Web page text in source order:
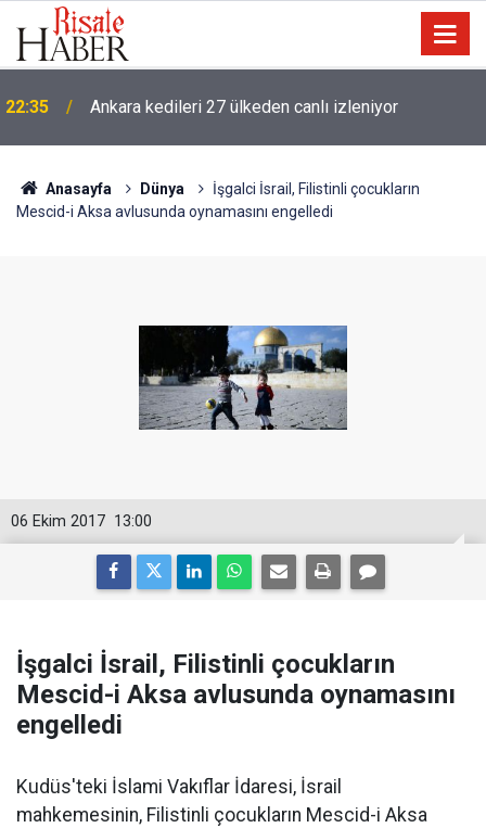
21:56
söylemini küreselleştiriyor
Anasayfa Dünya
İşgalci İsrail, Filistinli çocukların
Mescid-i Aksa avlusunda oynamasını engelledi
13:00
06 Ekim 2017
İşgalci İsrail, Filistinli çocukların
Mescid-i Aksa avlusunda oynamasını
engelledi
Kudüs'teki İslami Vakıflar İdaresi, İsrail
mahkemesinin, Filistinli çocukların Mescid-i Aksa